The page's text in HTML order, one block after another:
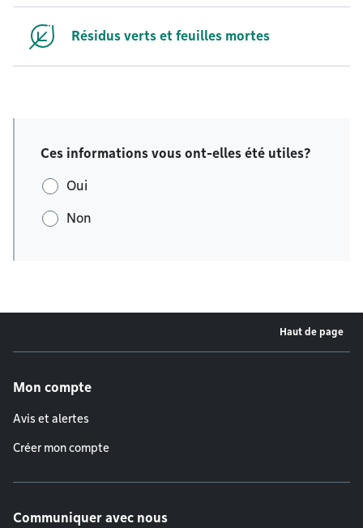
Résidus verts et feuilles mortes
Ces informations vous ont-elles été utiles?
Oui
Non
Haut de page
Mon compte
Avis et alertes
Créer mon compte
Communiquer avec nous